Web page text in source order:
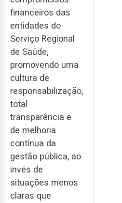
financeiros das
entidades do
Serviço Regional
de Saúde,
promovendo uma
cultura de
responsabilização,
total
transparência e
de melhoria
contínua da
gestão pública, ao
invés de
situações menos
claras que